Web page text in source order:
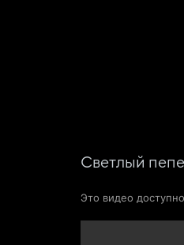
Светлый
Это видео